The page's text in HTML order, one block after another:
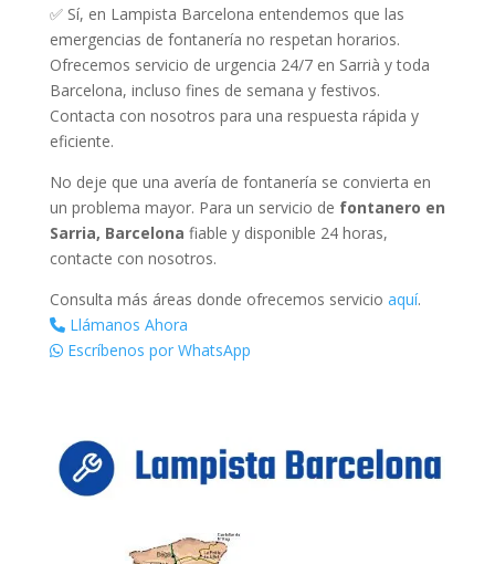
✅ Sí, en Lampista Barcelona entendemos que las
emergencias de fontanería no respetan horarios.
Ofrecemos servicio de urgencia 24/7 en Sarrià y toda
Barcelona, incluso fines de semana y festivos.
Contacta con nosotros para una respuesta rápida y
eficiente.
No deje que una avería de fontanería se convierta en
un problema mayor. Para un servicio de fontanero en
Sarria, Barcelona fiable y disponible 24 horas,
contacte con nosotros.
Consulta más áreas donde ofrecemos servicio aquí.
Llámanos Ahora
Escríbenos por WhatsApp